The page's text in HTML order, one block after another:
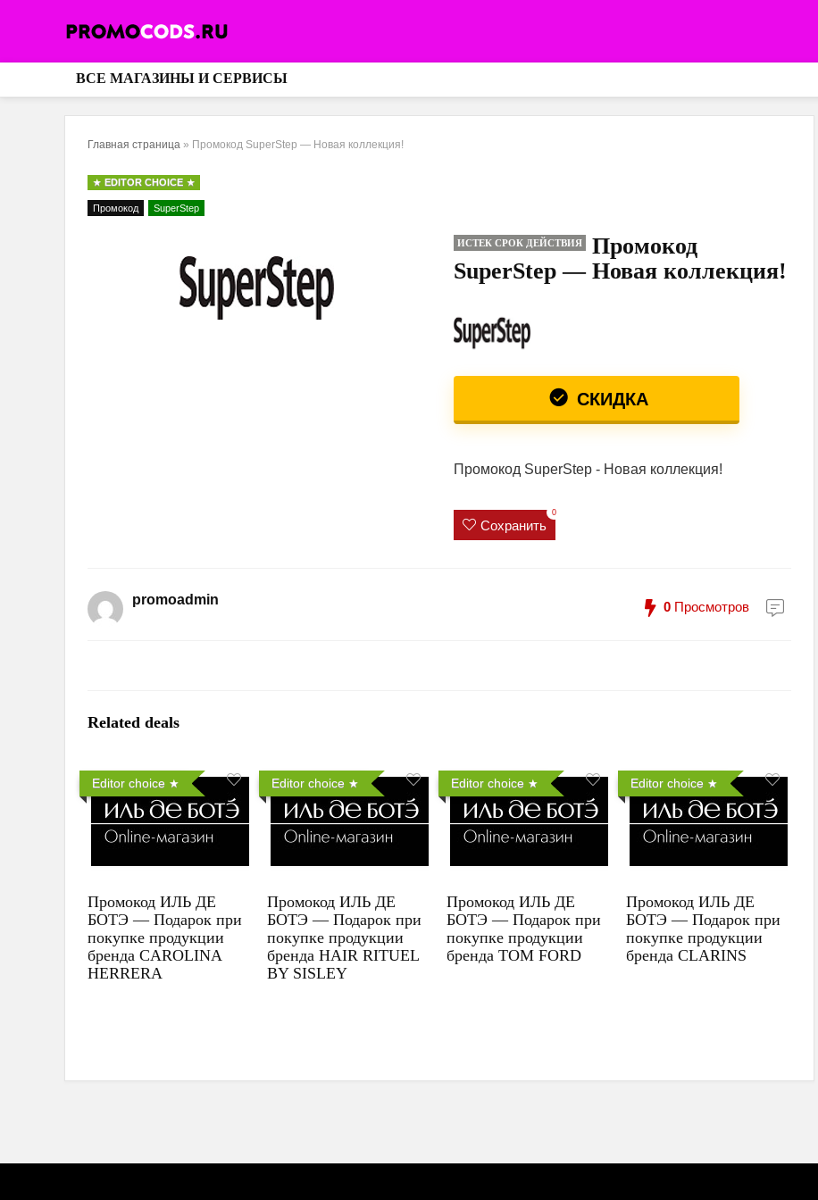
ВСЕ МАГАЗИНЫ И СЕРВИСЫ
Главная страница » Промокод SuperStep — Новая коллекция!
EDITOR CHOICE
Промокод SuperStep
ИСТЕК СРОК ДЕЙСТВИЯ
Промокод
SuperStep — Новая коллекция!
СКИДКА
Промокод SuperStep - Новая коллекция!
Сохранить
0
promoadmin 0 Просмотров
Related deals
Editor choice
Промокод ИЛЬ ДЕ
БОТЭ — Подарок при
покупке продукции
бренда CAROLINA
HERRERA
Editor choice
Промокод ИЛЬ ДЕ
БОТЭ — Подарок при
покупке продукции
бренда HAIR RITUEL
BY SISLEY
Editor choice
Промокод ИЛЬ ДЕ
БОТЭ — Подарок при
покупке продукции
бренда TOM FORD
Editor choice
Промокод ИЛЬ ДЕ
БОТЭ — Подарок при
покупке продукции
бренда CLARINS